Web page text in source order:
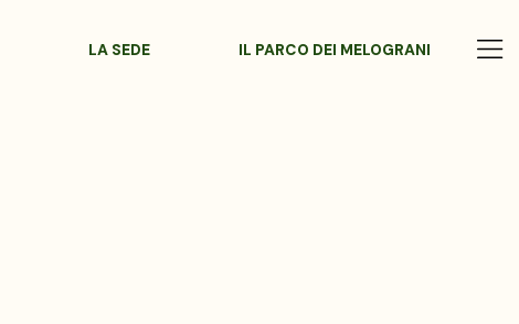
LA SEDE IL PARCO DEI MELOGRANI